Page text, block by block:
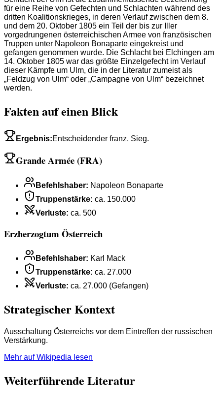
für eine Reihe von Gefechten und Schlachten während des
dritten Koalitionskrieges, in deren Verlauf zwischen dem 8.
und dem 20. Oktober 1805 ein Teil der bis zur Iller
vorgedrungenen österreichischen Armee von französischen
Truppen unter Napoleon Bonaparte eingekreist und
gefangen genommen wurde. Die Schlacht bei Elchingen am
14. Oktober 1805 war das größte Einzelgefecht im Verlauf
dieser Kämpfe um Ulm, die in der Literatur zumeist als
„Feldzug von Ulm“ oder „Campagne von Ulm“ bezeichnet
werden.
Fakten auf einen Blick
Ergebnis:Entscheidender franz. Sieg.
Grande Armée (FRA)
Befehlshaber: Napoleon Bonaparte
Truppenstärke: ca. 150.000
Verluste: ca. 500
Erzherzogtum Österreich
Befehlshaber: Karl Mack
Truppenstärke: ca. 27.000
Verluste: ca. 27.000 (Gefangen)
Strategischer Kontext
Ausschaltung Österreichs vor dem Eintreffen der russischen
Verstärkung.
Mehr auf Wikipedia lesen
Weiterführende Literatur